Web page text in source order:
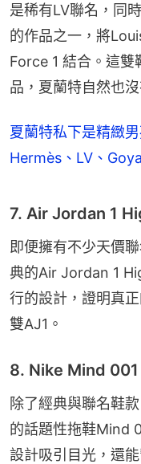
是稀有LV聯名，同
的作品之一，將
Force 1 結合。這雙
品，夏蘭特自然也
夏蘭特私下是精緻
Hermès、LV、
7. Air Jordan 1
即便擁有不少天價
典的Air Jordan 1
行的設計，證明真
雙AJ1。
8. Nike Mind 001
除了經典與聯名鞋
的話題性拖鞋Mind
設計吸引目光，還